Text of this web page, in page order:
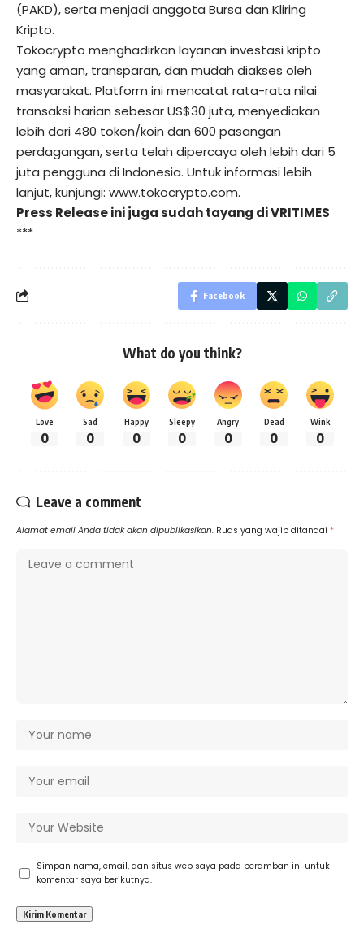
(PAKD), serta menjadi anggota Bursa dan Kliring
Kripto.
Tokocrypto menghadirkan layanan investasi kripto
yang aman, transparan, dan mudah diakses oleh
masyarakat. Platform ini mencatat rata-rata nilai
transaksi harian sebesar US$30 juta, menyediakan
lebih dari 480 token/koin dan 600 pasangan
perdagangan, serta telah dipercaya oleh lebih dari 5
juta pengguna di Indonesia. Untuk informasi lebih
lanjut, kunjungi: www.tokocrypto.com.
Press Release ini juga sudah tayang diVRITIMES
***
Facebook
What do you think?
Love
0
Sad
0
Happy
0
Sleepy
0
Angry
0
Dead
0
Wink
0
Leave a comment
Alamat email Anda tidak akan dipublikasikan. Ruas yang wajib ditandai *
Simpan nama, email, dan situs web saya pada peramban ini untuk
komentar saya berikutnya.